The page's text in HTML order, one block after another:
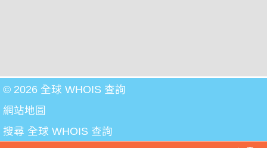
© 2026 全球 WHOIS 查詢
網站地圖
搜尋 全球 WHOIS 查詢